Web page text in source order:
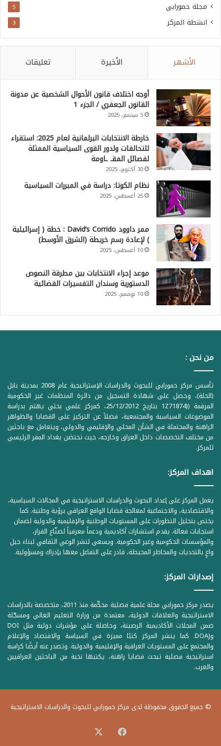
مجلة حمورابي 5
انشطة المركز 3
الأشهر الأخيرة تعليقات
أوجه اختلاف قانون الأحوال الشخصية عن مدونة
القانون الجعفري / الجزء 1
5 سبتمبر، 2025
خارطة الانتخابات البرلمانية لعام 2025: استقراء
للتحالفات ولدور القوى السياسية الممثلة
لفصائل المقـ ـاومة
30 أكتوبر، 2025
نظام الكوتا: دراسة في المبررات السياسية
25 أغسطس، 2025
ممر داوود David’s Corrido : خطة ( إسرائيلية
) لإعادة رسم خريطة (الشرق الأوسط)
10 أغسطس، 2025
موعد إجراء الانتخابات بين مطرقة النصوص
الدستورية وسندان التفسيرات القضائية
10 نوفمبر، 2025
من نحن :
تأسس مركز حمورابي للبحوث والدراسات الإستراتيجية عام 2008 بمدينة بابل
(الحلة)، وحصل على شهادة التسجيل من دائرة المنظمات غير الحكومية
المرقمة ((1Z71874 بتاريخ 25/12/2012، كمركز علمي بحثي يهتم بدراسة
الموضوعات السياسية والمجتمعية، فضلاً عن التركيز على القضايا والظواهر
الراهنة والمحتملة في الشأن المحلي والإقليمي والدولي، ويتعامل مع باحثين
من مختلف التخصصات داخل العراق وخارجه، حيث تحتضن بغداد المقر الرئيسي
للمركز.
اهداف المركز:
يعمل المركز على إعداد البحوث والدراسات الاستراتيجية في المجالات السياسية،
والاقتصادية، والاجتماعية لمعالجة قضايا الواقع العراقي برؤية وطنية. كما
يختص بتحليل التطورات على المستويات الوطنية والإقليمية والدولية لضمان
استجابات فعالة. يقدم استشارات أكاديمية ودعماً معرفياً لصنّاع القرار،
والمؤسسات الحكومية وغير الحكومية. ويسعى لنشر الوعي الثقافي لبناء جيل
واعٍ بالتحديات والمخاطر المحيطة، قادر على التفاعل معها بإدراك ومسؤولية.
إصدارات المركز:
يصدر مركز حمورابي مجلة علمية فصلية محكّمة منذ 2011، متخصصة بالدراسات
الاستراتيجية والعلاقات الدولية، معتمدة من وزارة التعليم العالي ومسجّلة
ضمن المجلات الأكاديمية الرصينة، وحاصلة على مؤشرات دولية مثل DOI
وDOAJ. كما ينشر المركز كتبًا مميزة في السياسة والاقتصاد والإعلام
والمجتمع على المستويات العراقية والإقليمية والدولية. وتصدر عنه أيضًا كراسة
استراتيجية فصلية تبحث قضايا راهنة، يكتبها نخبة من الباحثين العراقيين
والعرب.
© جميع الحقوق محفوظة لدى مركز حمورابي للبحوث والدراسات الاستراتيجية
فيسبوك